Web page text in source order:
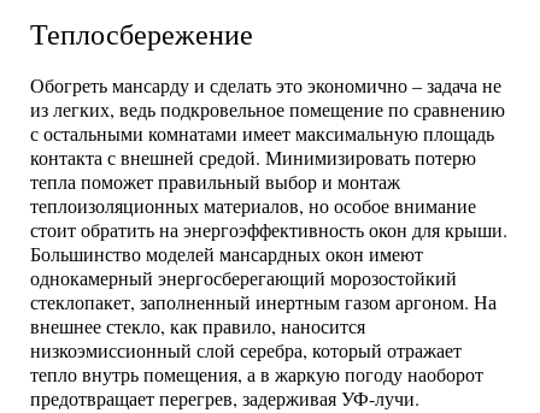
Теплосбережение
Обогреть мансарду и сделать это экономично – задача не
из легких, ведь подкровельное помещение по сравнению
с остальными комнатами имеет максимальную площадь
контакта с внешней средой. Минимизировать потерю
тепла поможет правильный выбор и монтаж
теплоизоляционных материалов, но особое внимание
стоит обратить на энергоэффективность окон для крыши.
Большинство моделей мансардных окон имеют
однокамерный энергосберегающий морозостойкий
стеклопакет, заполненный инертным газом аргоном. На
внешнее стекло, как правило, наносится
низкоэмиссионный слой серебра, который отражает
тепло внутрь помещения, а в жаркую погоду наоборот
предотвращает перегрев, задерживая УФ-лучи.